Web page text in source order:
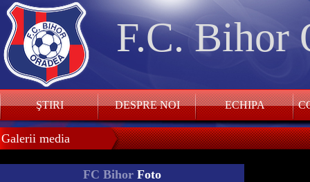
F.C. Bihor
ŞTIRI DESPRE NOI ECHIPA
Galerii media
FC Bihor Foto